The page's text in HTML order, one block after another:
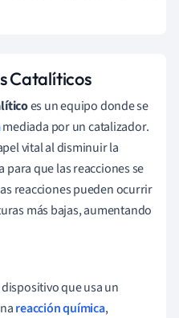
Catalíticos
es un equipo donde se
mediada por un catalizador.
vital al disminuir la
para que las reacciones se
reacciones pueden ocurrir
más bajas, aumentando
que usa un
reacción química,